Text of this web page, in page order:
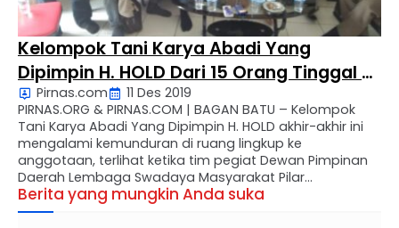
Kelompok Tani Karya Abadi Yang
Dipimpin H. HOLD Dari 15 Orang Tinggal 4
Orang
Pirnas.com
11 Des 2019
PIRNAS.ORG & PIRNAS.COM | BAGAN BATU – Kelompok
Tani Karya Abadi Yang Dipimpin H. HOLD akhir-akhir ini
mengalami kemunduran di ruang lingkup ke
anggotaan, terlihat ketika tim pegiat Dewan Pimpinan
Daerah Lembaga Swadaya Masyarakat Pilar
Kesejahteraan Rakyat Nasional (DPD LSM PKRN) Rokan
Hilir melakukan investigasi di kantor Desa Harapan
Berita yang mungkin Anda suka